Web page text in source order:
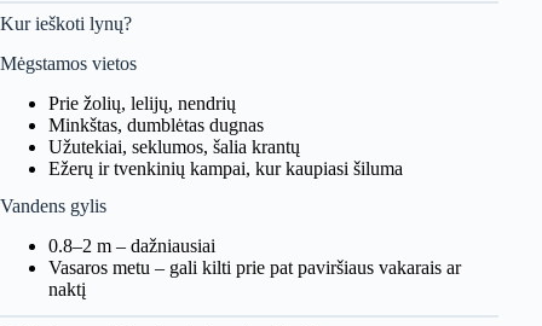
Kur ieškoti lynų?
Mėgstamos vietos
Prie žolių, lelijų, nendrių
Minkštas, dumblėtas dugnas
Užutekiai, seklumos, šalia krantų
Ežerų ir tvenkinių kampai, kur kaupiasi šiluma
Vandens gylis
0.8–2 m – dažniausiai
Vasaros metu – gali kilti prie pat paviršiaus vakarais ar
naktį